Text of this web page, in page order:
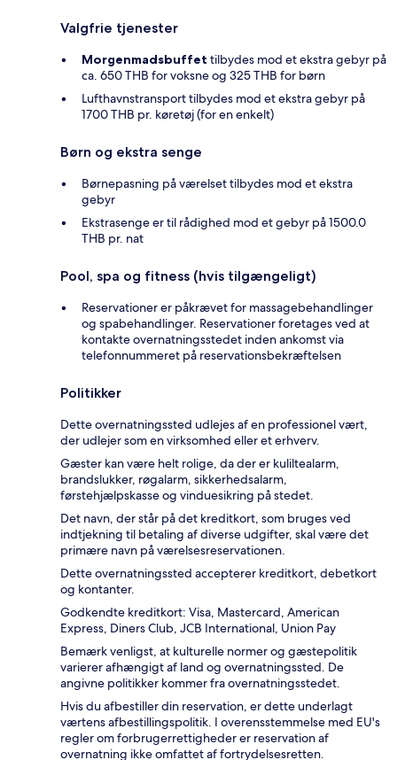
Valgfrie tjenester
Morgenmadsbuffet tilbydes mod et ekstra gebyr på
ca. 650 THB for voksne og 325 THB for børn
Lufthavnstransport tilbydes mod et ekstra gebyr på
1700 THB pr. køretøj (for en enkelt)
Børn og ekstra senge
Børnepasning på værelset tilbydes mod et ekstra
gebyr
Ekstrasenge er til rådighed mod et gebyr på 1500.0
THB pr. nat
Pool, spa og fitness (hvis tilgængeligt)
Reservationer er påkrævet for massagebehandlinger
og spabehandlinger. Reservationer foretages ved at
kontakte overnatningsstedet inden ankomst via
telefonnummeret på reservationsbekræftelsen
Politikker
Dette overnatningssted udlejes af en professionel vært,
der udlejer som en virksomhed eller et erhverv.
Gæster kan være helt rolige, da der er kuliltealarm,
brandslukker, røgalarm, sikkerhedsalarm,
førstehjælpskasse og vinduesikring på stedet.
Det navn, der står på det kreditkort, som bruges ved
indtjekning til betaling af diverse udgifter, skal være det
primære navn på værelsesreservationen.
Dette overnatningssted accepterer kreditkort, debetkort
og kontanter.
Godkendte kreditkort: Visa, Mastercard, American
Express, Diners Club, JCB International, Union Pay
Bemærk venligst, at kulturelle normer og gæstepolitik
varierer afhængigt af land og overnatningssted. De
angivne politikker kommer fra overnatningsstedet.
Hvis du afbestiller din reservation, er dette underlagt
værtens afbestillingspolitik. I overensstemmelse med EU's
regler om forbrugerrettigheder er reservation af
overnatning ikke omfattet af fortrydelsesretten.